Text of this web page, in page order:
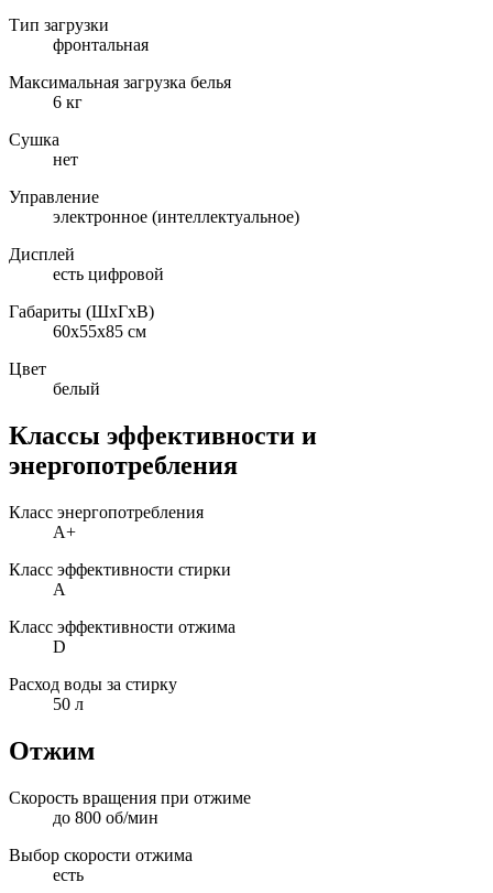
Тип загрузки
фронтальная
Максимальная загрузка белья
6 кг
Сушка
нет
Управление
электронное (интеллектуальное)
Дисплей
есть цифровой
Габариты (ШxГxВ)
60x55x85 см
Цвет
белый
Классы эффективности и
энергопотребления
Класс энергопотребления
A+
Класс эффективности стирки
A
Класс эффективности отжима
D
Расход воды за стирку
50 л
Отжим
Скорость вращения при отжиме
до 800 об/мин
Выбор скорости отжима
есть